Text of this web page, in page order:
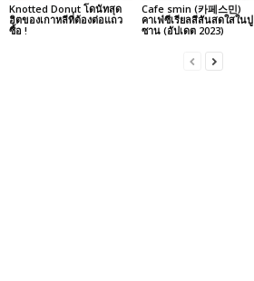
Knotted Donut โดนัทสุด
ฮิตของเกาหลีที่ต้องต่อแถว
ซื้อ !
Cafe smin (카페스민)
คาเฟ่ซีเรียลสีสันสดใสในปู
ซาน (อัปเดต 2023)